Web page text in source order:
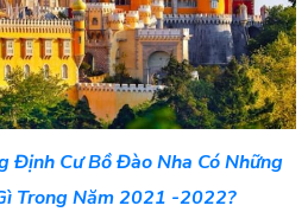
Định Cư Bồ Đào Nha Có Những
Trong Năm 2021 -2022?